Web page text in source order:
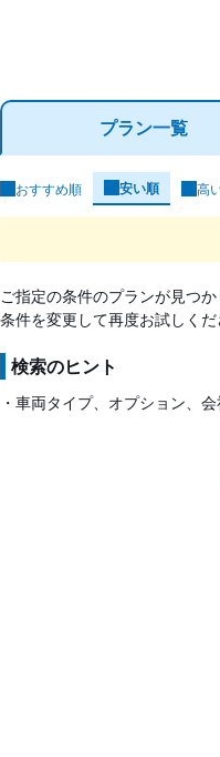
プラン一覧
おすすめ順 安い順 高
ンタカー検索結果
ご指定の条件のプランが見つか
条件を変更して再度お試しくだ
検索のヒント
・車両タイプ、オプション、